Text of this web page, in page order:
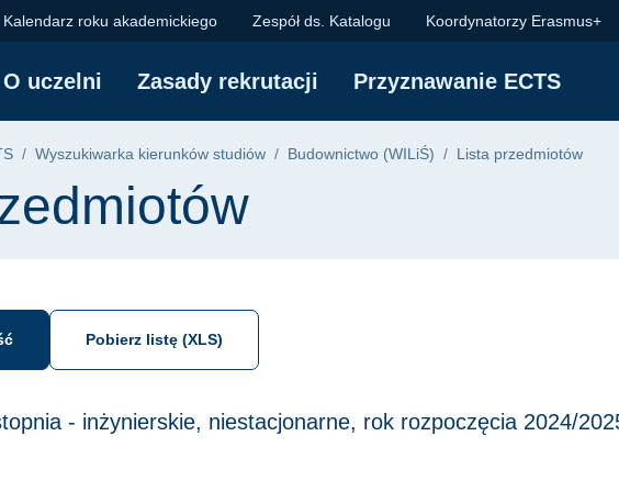
Kalendarz roku akademickiego Zespół ds. Katalogu Koordynatorzy Erasmus+
O uczelni Zasady rekrutacji Przyznawanie ECTS
Wyszukiwarka kierunków studiów Budownictwo (WILiŚ) Lista przedmiotów
Pobierz listę (XLS)
- inżynierskie, niestacjonarne, rok rozpoczęcia 2024/